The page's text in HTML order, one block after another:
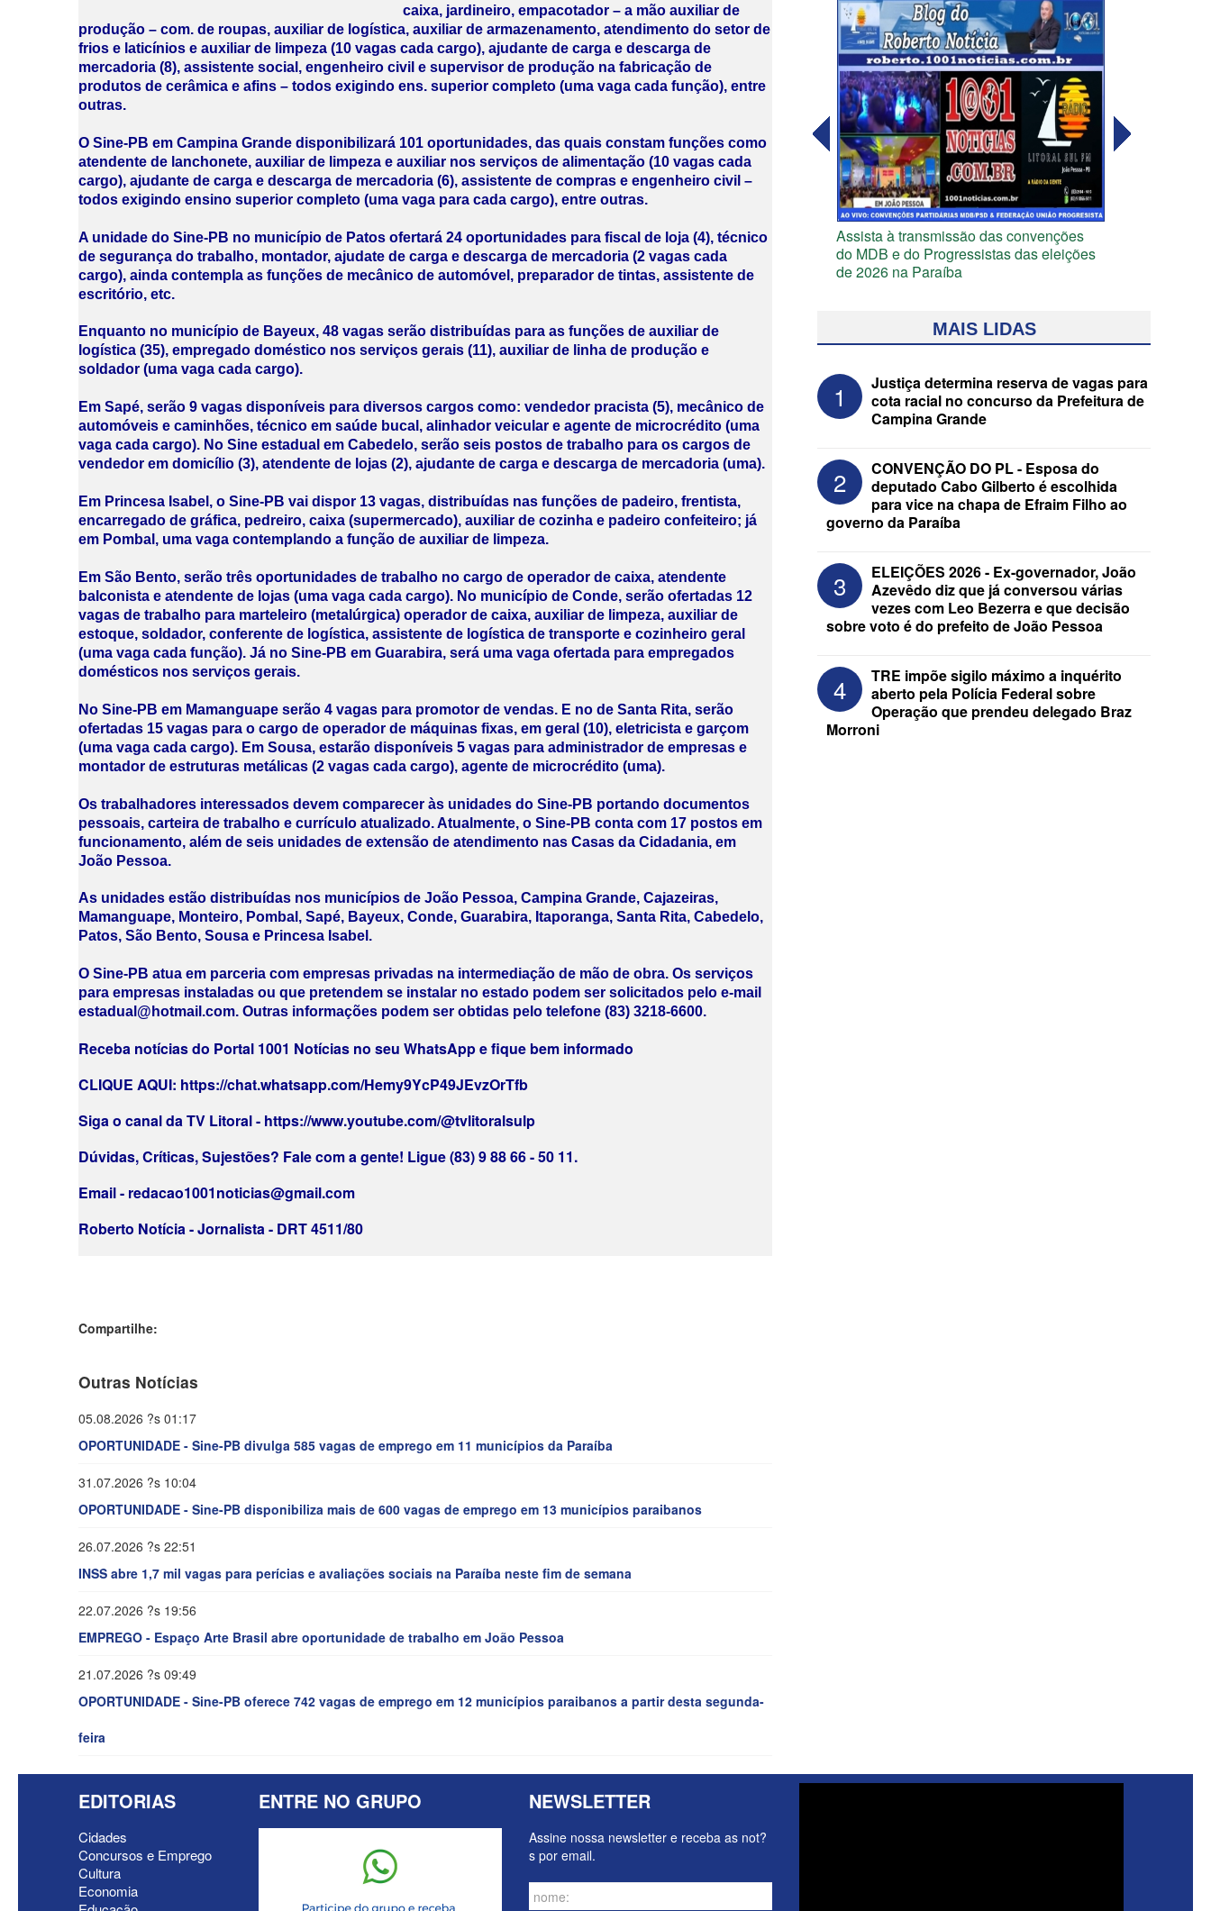
caixa, jardineiro, empacotador – a mão auxiliar de
produção – com. de roupas, auxiliar de logística, auxiliar de armazenamento, atendimento do setor de
frios e laticínios e auxiliar de limpeza (10 vagas cada cargo), ajudante de carga e descarga de
mercadoria (8), assistente social, engenheiro civil e supervisor de produção na fabricação de
produtos de cerâmica e afins – todos exigindo ens. superior completo (uma vaga cada função), entre
outras.
O Sine-PB em Campina Grande disponibilizará 101 oportunidades, das quais constam funções como
atendente de lanchonete, auxiliar de limpeza e auxiliar nos serviços de alimentação (10 vagas cada
cargo), ajudante de carga e descarga de mercadoria (6), assistente de compras e engenheiro civil –
todos exigindo ensino superior completo (uma vaga para cada cargo), entre outras.
A unidade do Sine-PB no município de Patos ofertará 24 oportunidades para fiscal de loja (4), técnico
de segurança do trabalho, montador, ajudate de carga e descarga de mercadoria (2 vagas cada
cargo), ainda contempla as funções de mecânico de automóvel, preparador de tintas, assistente de
escritório, etc.
Enquanto no município de Bayeux, 48 vagas serão distribuídas para as funções de auxiliar de
logística (35), empregado doméstico nos serviços gerais (11), auxiliar de linha de produção e
soldador (uma vaga cada cargo).
Em Sapé, serão 9 vagas disponíveis para diversos cargos como: vendedor pracista (5), mecânico de
automóveis e caminhões, técnico em saúde bucal, alinhador veicular e agente de microcrédito (uma
vaga cada cargo). No Sine estadual em Cabedelo, serão seis postos de trabalho para os cargos de
vendedor em domicílio (3), atendente de lojas (2), ajudante de carga e descarga de mercadoria (uma).
Em Princesa Isabel, o Sine-PB vai dispor 13 vagas, distribuídas nas funções de padeiro, frentista,
encarregado de gráfica, pedreiro, caixa (supermercado), auxiliar de cozinha e padeiro confeiteiro; já
em Pombal, uma vaga contemplando a função de auxiliar de limpeza.
Em São Bento, serão três oportunidades de trabalho no cargo de operador de caixa, atendente
balconista e atendente de lojas (uma vaga cada cargo). No município de Conde, serão ofertadas 12
vagas de trabalho para marteleiro (metalúrgica) operador de caixa, auxiliar de limpeza, auxiliar de
estoque, soldador, conferente de logística, assistente de logística de transporte e cozinheiro geral
(uma vaga cada função). Já no Sine-PB em Guarabira, será uma vaga ofertada para empregados
domésticos nos serviços gerais.
No Sine-PB em Mamanguape serão 4 vagas para promotor de vendas. E no de Santa Rita, serão
ofertadas 15 vagas para o cargo de operador de máquinas fixas, em geral (10), eletricista e garçom
(uma vaga cada cargo). Em Sousa, estarão disponíveis 5 vagas para administrador de empresas e
montador de estruturas metálicas (2 vagas cada cargo), agente de microcrédito (uma).
Os trabalhadores interessados devem comparecer às unidades do Sine-PB portando documentos
pessoais, carteira de trabalho e currículo atualizado. Atualmente, o Sine-PB conta com 17 postos em
funcionamento, além de seis unidades de extensão de atendimento nas Casas da Cidadania, em
João Pessoa.
As unidades estão distribuídas nos municípios de João Pessoa, Campina Grande, Cajazeiras,
Mamanguape, Monteiro, Pombal, Sapé, Bayeux, Conde, Guarabira, Itaporanga, Santa Rita, Cabedelo,
Patos, São Bento, Sousa e Princesa Isabel.
O Sine-PB atua em parceria com empresas privadas na intermediação de mão de obra. Os serviços
para empresas instaladas ou que pretendem se instalar no estado podem ser solicitados pelo e-mail
estadual@hotmail.com. Outras informações podem ser obtidas pelo telefone (83) 3218-6600.
Receba notícias do Portal 1001 Notícias no seu WhatsApp e fique bem informado
CLIQUE AQUI: https://chat.whatsapp.com/Hemy9YcP49JEvzOrTfb
Siga o canal da TV Litoral - https://www.youtube.com/@tvlitoralsulp
Dúvidas, Críticas, Sujestões? Fale com a gente! Ligue (83) 9 88 66 - 50 11.
Email - redacao1001noticias@gmail.com
Roberto Notícia - Jornalista - DRT 4511/80
Compartilhe:
Outras Notícias
05.08.2026 ?s 01:17
OPORTUNIDADE - Sine-PB divulga 585 vagas de emprego em 11 municípios da Paraíba
31.07.2026 ?s 10:04
OPORTUNIDADE - Sine-PB disponibiliza mais de 600 vagas de emprego em 13 municípios paraibanos
26.07.2026 ?s 22:51
INSS abre 1,7 mil vagas para perícias e avaliações sociais na Paraíba neste fim de semana
22.07.2026 ?s 19:56
EMPREGO - Espaço Arte Brasil abre oportunidade de trabalho em João Pessoa
21.07.2026 ?s 09:49
OPORTUNIDADE - Sine-PB oferece 742 vagas de emprego em 12 municípios paraibanos a partir desta segunda-
feira
Assista à transmissão das convenções
do MDB e do Progressistas das eleições
de 2026 na Paraíba
Federação Brasil da Esperança decide
PCdoB apostam em Lucas
MAIS LIDAS
1
Justiça determina reserva de vagas para
cota racial no concurso da Prefeitura de
Campina Grande
2
CONVENÇÃO DO PL - Esposa do
deputado Cabo Gilberto é escolhida
para vice na chapa de Efraim Filho ao
governo da Paraíba
3
ELEIÇÕES 2026 - Ex-governador, João
Azevêdo diz que já conversou várias
vezes com Leo Bezerra e que decisão
sobre voto é do prefeito de João Pessoa
4
TRE impõe sigilo máximo a inquérito
aberto pela Polícia Federal sobre
Operação que prendeu delegado Braz
Morroni
EDITORIAS
Cidades
Concursos e Emprego
Cultura
Economia
ENTRE NO GRUPO NEWSLETTER
Assine nossa newsletter e receba as not?
s por email.